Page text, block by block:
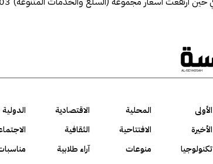
الأولى المحلية الاقتصادية الدولية
الأخيرة الافتتاحية الثقافية
تكنولوجيا منوعات آراء طلابية